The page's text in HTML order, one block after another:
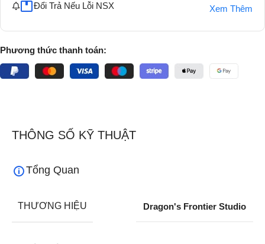
Đổi Trả Nếu Lỗi NSX Xem Thêm
Phương thức thanh toán:
THÔNG SỐ KỸ THUẬT
Tổng Quan
THƯƠNG HIỆU Dragon's Frontier Studio